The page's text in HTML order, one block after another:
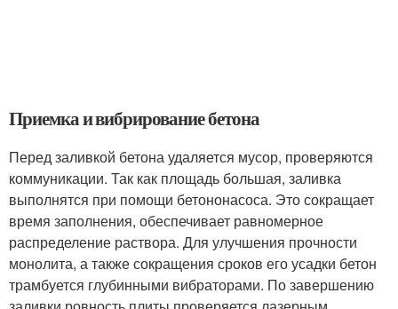
Приемка и вибрирование бетона
Перед заливкой бетона удаляется мусор, проверяются
коммуникации. Так как площадь большая, заливка
выполнятся при помощи бетононасоса. Это сокращает
время заполнения, обеспечивает равномерное
распределение раствора. Для улучшения прочности
монолита, а также сокращения сроков его усадки бетон
трамбуется глубинными вибраторами. По завершению